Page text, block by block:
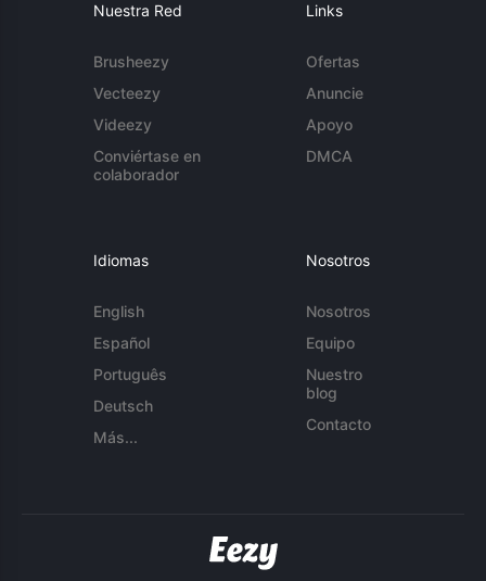
Nuestra Red
Brusheezy
Vecteezy
Videezy
Conviértase en
colaborador
Links
Ofertas
Anuncie
Apoyo
DMCA
Idiomas
English
Español
Português
Deutsch
Más...
Nosotros
Nosotros
Equipo
Nuestro
blog
Contacto